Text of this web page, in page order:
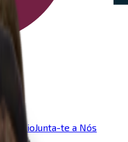
PortfólioJunta-te a Nós